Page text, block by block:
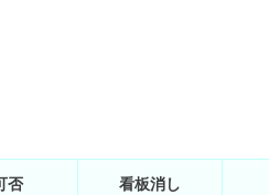
否 看板消し